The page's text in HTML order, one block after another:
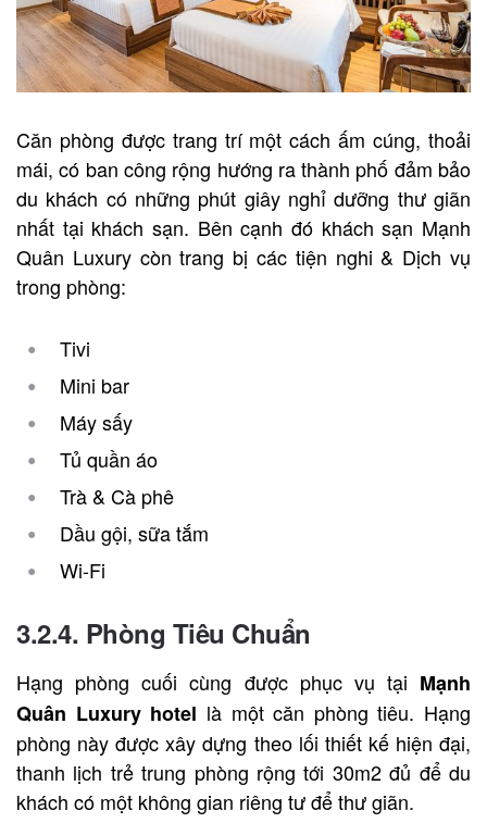
Căn phòng được trang trí một cách ấm cúng, thoải
mái, có ban công rộng hướng ra thành phố đảm bảo
du khách có những phút giây nghỉ dưỡng thư giãn
nhất tại khách sạn. Bên cạnh đó khách sạn Mạnh
Quân Luxury còn trang bị các tiện nghi & Dịch vụ
trong phòng:
Tivi
Mini bar
Máy sấy
Tủ quần áo
Trà & Cà phê
Dầu gội, sữa tắm
Wi-Fi
3.2.4. Phòng Tiêu Chuẩn
Hạng phòng cuối cùng được phục vụ tại Mạnh
Quân Luxury hotel là một căn phòng tiêu. Hạng
phòng này được xây dựng theo lối thiết kế hiện đại,
thanh lịch trẻ trung phòng rộng tới 30m2 đủ để du
khách có một không gian riêng tư để thư giãn.